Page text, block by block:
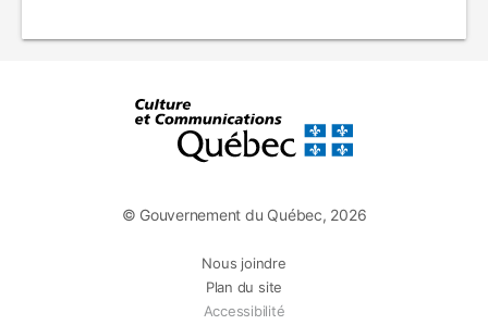
© Gouvernement du Québec, 2026
Nous joindre
Plan du site
Accessibilité